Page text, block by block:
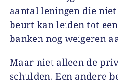
aantal leningen die
beurt kan leiden tot
banken nog weigeren
Maar niet alleen de
schulden. Een andere